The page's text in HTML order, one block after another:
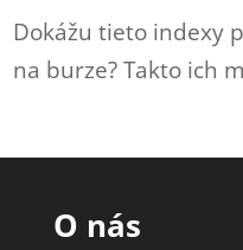
Dokážu tieto indexy
na burze? Takto ich
O nás